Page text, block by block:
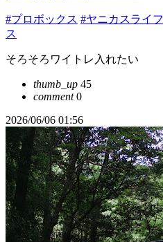
#プロボックス #ヤニカスライフ
ス
そろそろワイトレ入れたい
thumb_up 45
comment0
2026/06/06 01:56